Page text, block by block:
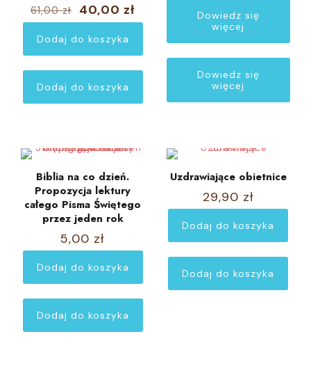
61,00zł Pierwotna
cena
wynosiła:
61,00 zł.
40,00 złAktualna
cena
40,00 zł.
Dodaj do koszyka
Dodaj do koszyka
Dowiedz się
więcej
Dowiedz się
więcej
Biblia na co dzień.
Propozycja lektury
całego Pisma Świętego
przez jeden rok
5,00 zł
Dodaj do koszyka
Dodaj do koszyka
Uzdrawiające obietnice
29,90 zł
Dodaj do koszyka
Dodaj do koszyka